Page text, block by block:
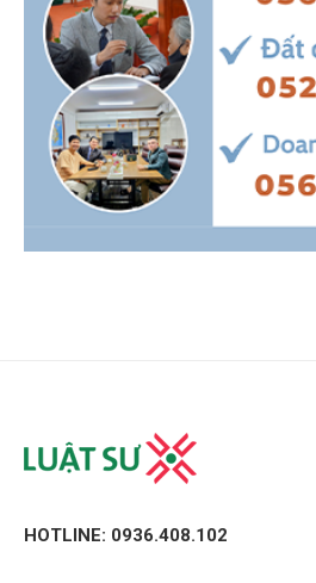
HOTLINE: 0936.408.102